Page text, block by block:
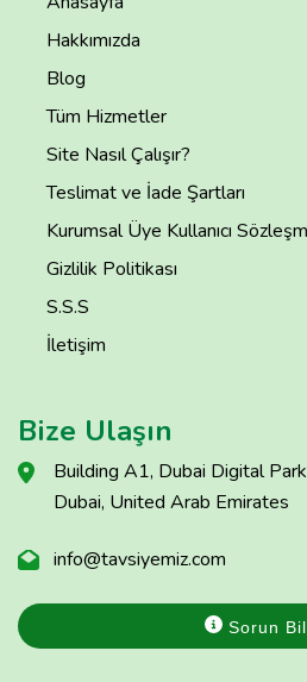
Hakkımızda
Blog
Tüm Hizmetler
Site Nasıl Çalışır?
Teslimat ve İade Şartları
Kurumsal Üye Kullanıcı
Gizlilik Politikası
S.S.S
İletişim
Bize Ulaşın
Building A1, Dubai Digital
Dubai, United Arab Emirates
info@tavsiyemiz.com
Sorun